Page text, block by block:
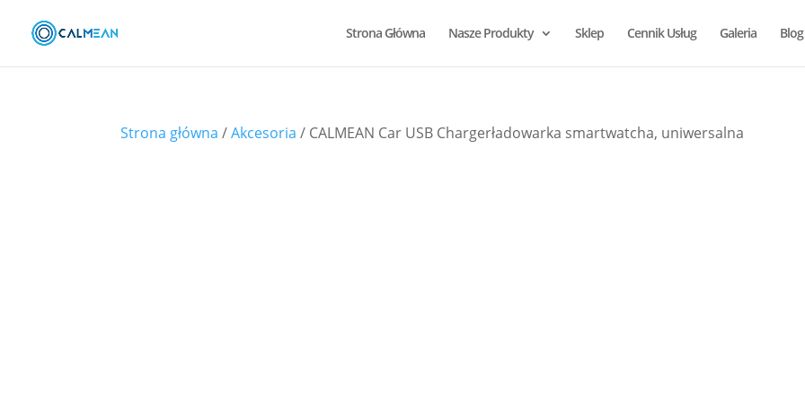
Strona Główna Nasze Produkty Sklep Cennik Usług Galeria Blog
Strona główna /Akcesoria / CALMEAN Car USB Chargerładowarka smartwatcha, uniwersalna